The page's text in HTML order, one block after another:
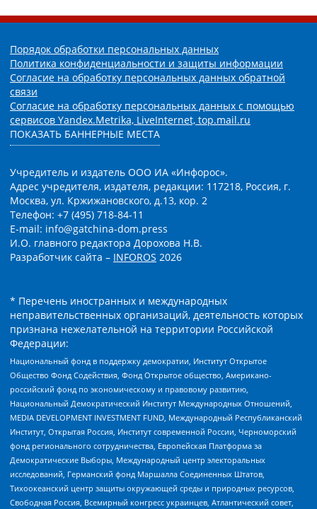
Порядок обработки персональных данных
Политика конфиденциальности и защиты информации
Согласие на обработку персональных данных обратной
связи
Согласие на обработку персональных данных с помощью
сервисов Yandex.Metrika, LiveInternet, top.mail.ru
ПОКАЗАТЬ БАННЕРНЫЕ МЕСТА
Учредитель и издатель ООО ИА «Инфорос».
Адрес учредителя, издателя, редакции: 117218, Россия, г.
Москва, ул. Кржижановского, д.13, кор. 2
Телефон: +7 (495) 718-84-11
E-mail: info@gatchina-dom.press
И.О. главного редактора Дорохова Н.В.
Разработчик сайта – INFOROS 2026
* Перечень иностранных и международных
неправительственных организаций, деятельность которых
признана нежелательной на территории Российской
Федерации:
Национальный фонд в поддержку демократии, Институт Открытое
Общество Фонд Содействия, Фонд Открытое общество, Американо-
российский фонд по экономическому и правовому развитию,
Национальный Демократический Институт Международных Отношений,
MEDIA DEVELOPMENT INVESTMENT FUND, Международный Республиканский
Институт, Открытая Россия, Институт современной России, Черноморский
фонд регионального сотрудничества, Европейская Платформа за
Демократические Выборы, Международный центр электоральных
исследований, Германский фонд Маршалла Соединенных Штатов,
Тихоокеанский центр защиты окружающей среды и природных ресурсов,
Свободная Россия, Всемирный конгресс украинцев, Атлантический совет,